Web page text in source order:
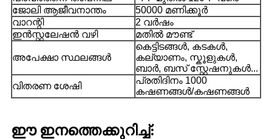
ജോലി ആജീവനാന്തം
50000 മണിക്കൂർ
വാറന്റി
2 വർഷം
ഇൻസ്റ്റലേഷൻ വഴി
മതിൽ മൗണ്ട്
അപേക്ഷാ സ്ഥലങ്ങൾ
കെട്ടിടങ്ങൾ, കടകൾ,
കല്യാണം, സ്കൂളുകൾ,
ബാർ, ബസ് സ്റ്റേഷനുകൾ...
വിതരണ ശേഷി
പ്രതിദിനം 1000
കഷണങ്ങൾ/കഷണങ്ങൾ
ഈ ഇനത്തെക്കുറിച്ച്: